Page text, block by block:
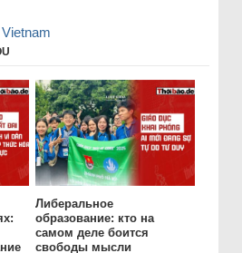
Vietnam
Либеральное
образование: кто на
самом деле боится
свободы мысли